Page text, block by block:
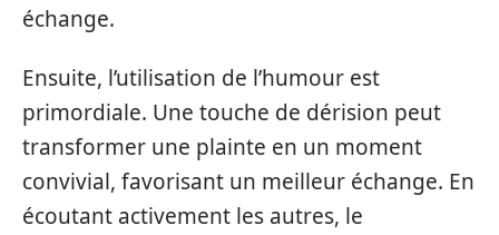
échange.
Ensuite, l’utilisation de l’humour est
primordiale. Une touche de dérision peut
transformer une plainte en un moment
convivial, favorisant un meilleur échange. En
écoutant activement les autres, le